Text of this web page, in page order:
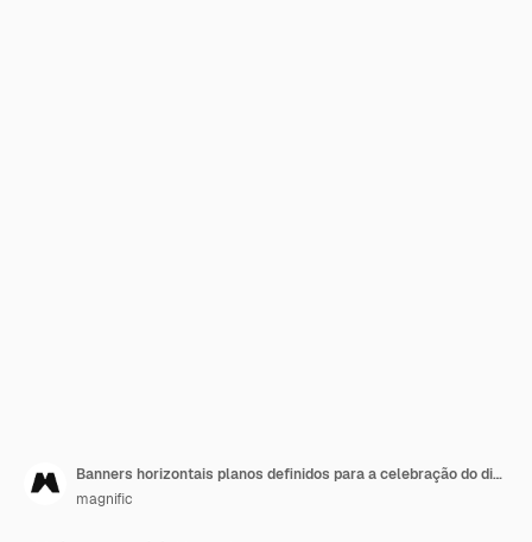
Banners horizontais planos definidos para a celebração do dia do trabalho
magnific